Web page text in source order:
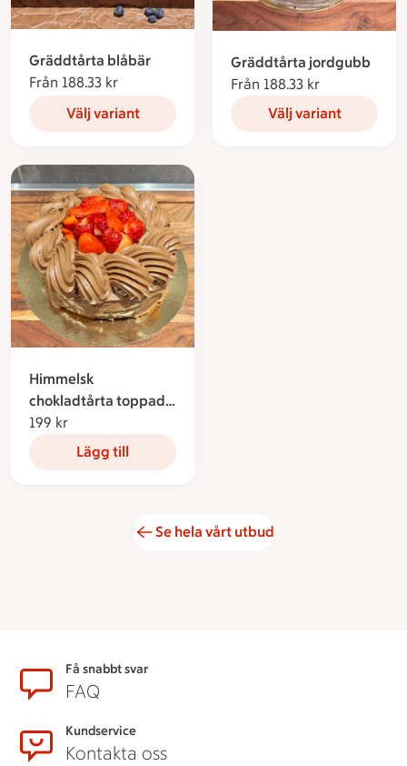
Gräddtårta blåbär
Från 188.33 kr Från 188.33 kronor
Välj variant
Gräddtårta jordgubb
Från 188.33 kr
Välj variant
Himmelsk
chokladtårta toppad
med jordgubbar
199 kr
Lägg till
Se hela vårt utbud
SidfotFå snabbt svar
FAQ
Kundservice
Kontakta oss